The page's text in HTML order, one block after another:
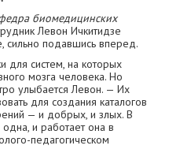
биомедицинских
Левон Ичкитидзе
сильно подавшись вперед.
для систем, на которых
мозга человека. Но
улыбается Левон. — Их
для создания каталогов
— и добрых, и злых. В
одна, и работает она в
педагогическом